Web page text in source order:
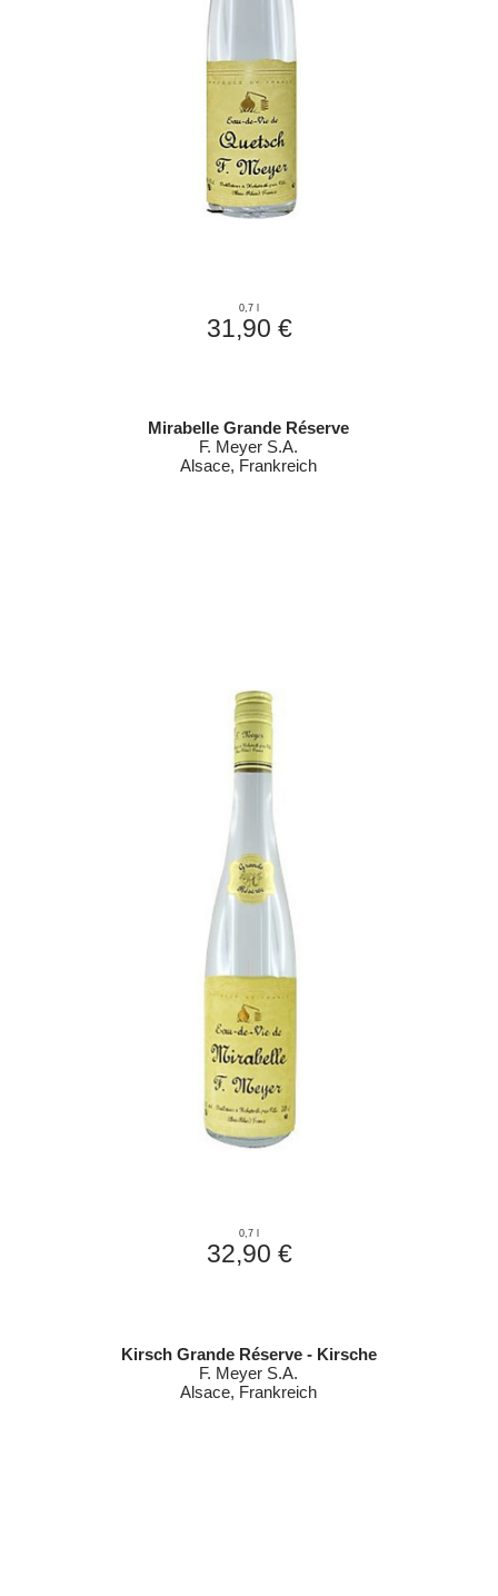
0,7 l
31,90 €
Mirabelle Grande Réserve
F. Meyer S.A.
Alsace, Frankreich
0,7 l
32,90 €
Kirsch Grande Réserve - Kirsche
F. Meyer S.A.
Alsace, Frankreich